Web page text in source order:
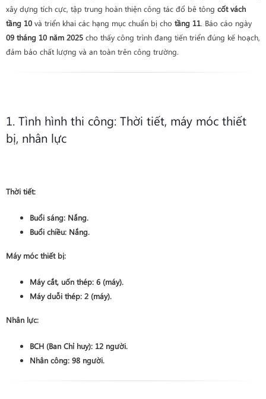
xây dựng tích cực, tập trung hoàn thiện công tác đổ bê tông cốt vách
tầng 10 và triển khai các hạng mục chuẩn bị cho tầng 11. Báo cáo ngày
09 tháng 10 năm 2025 cho thấy công trình đang tiến triển đúng kế hoạch,
đảm bảo chất lượng và an toàn trên công trường.
1. Tình hình thi công: Thời tiết, máy móc thiết
bị, nhân lực
Thời tiết:
Buổi sáng: Nắng.
Buổi chiều: Nắng.
Máy móc thiết bị:
Máy cắt, uốn thép: 6 (máy).
Máy duỗi thép: 2 (máy).
Nhân lực:
BCH (Ban Chỉ huy): 12 người.
Nhân công: 98 người.